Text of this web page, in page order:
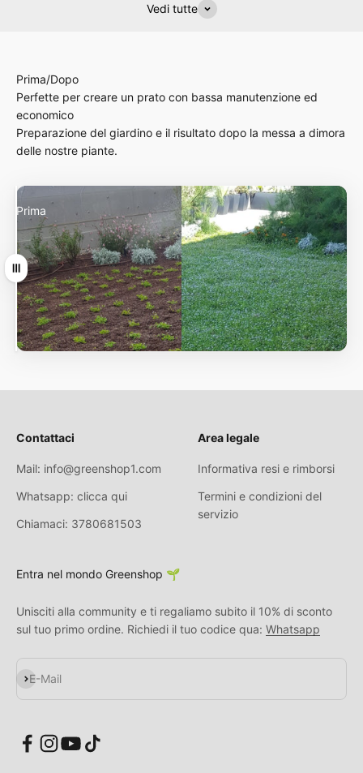
Vedi tutte
Prima/Dopo
Perfette per creare un prato con bassa manutenzione ed
economico
Preparazione del giardino e il risultato dopo la messa a dimora
delle nostre piante.
Prima
Dopo
Ziehen
Contattaci
Mail: info@greenshop1.com
Whatsapp: clicca qui
Chiamaci: 3780681503
Area legale
Informativa resi e rimborsi
Termini e condizioni del
servizio
Entra nel mondo Greenshop 🌱
Unisciti alla community e ti regaliamo subito il 10% di sconto
sul tuo primo ordine. Richiedi il tuo codice qua: Whatsapp
E-Mail
Abonnieren